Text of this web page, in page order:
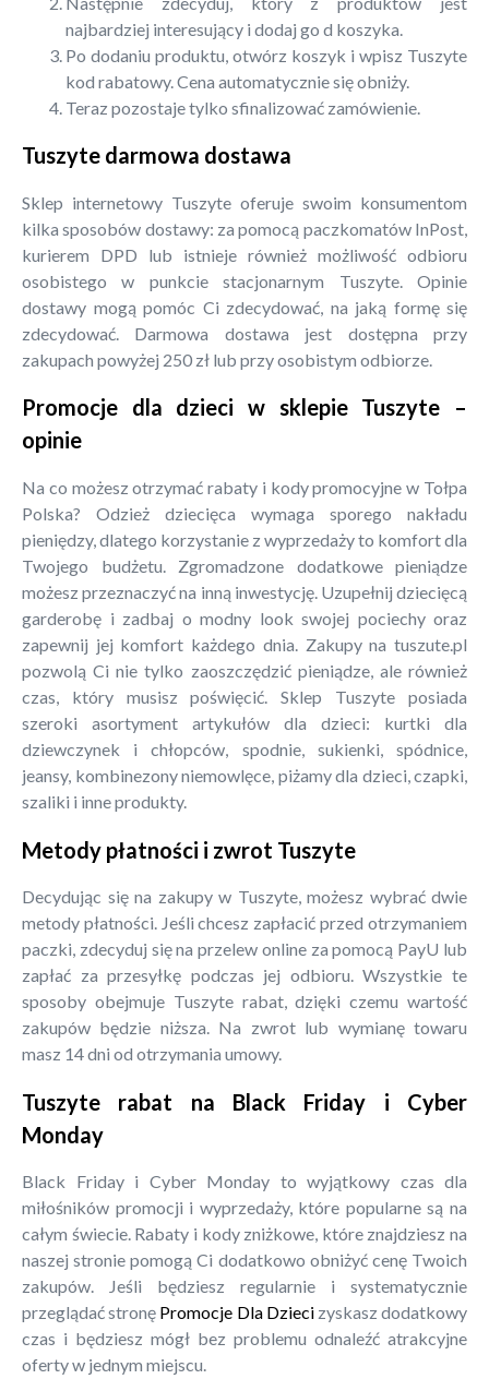
najbardziej interesujący i dodaj go d koszyka.
Po dodaniu produktu, otwórz koszyk i wpisz Tuszyte
kod rabatowy. Cena automatycznie się obniży.
Teraz pozostaje tylko sfinalizować zamówienie.
Tuszyte darmowa dostawa
Sklep internetowy Tuszyte oferuje swoim konsumentom
kilka sposobów dostawy: za pomocą paczkomatów InPost,
kurierem DPD lub istnieje również możliwość odbioru
osobistego w punkcie stacjonarnym Tuszyte. Opinie
dostawy mogą pomóc Ci zdecydować, na jaką formę się
zdecydować. Darmowa dostawa jest dostępna przy
zakupach powyżej 250 zł lub przy osobistym odbiorze.
Promocje dla dzieci w sklepie Tuszyte –
opinie
Na co możesz otrzymać rabaty i kody promocyjne w Tołpa
Polska? Odzież dziecięca wymaga sporego nakładu
pieniędzy, dlatego korzystanie z wyprzedaży to komfort dla
Twojego budżetu. Zgromadzone dodatkowe pieniądze
możesz przeznaczyć na inną inwestycję. Uzupełnij dziecięcą
garderobę i zadbaj o modny look swojej pociechy oraz
zapewnij jej komfort każdego dnia. Zakupy na tuszute.pl
pozwolą Ci nie tylko zaoszczędzić pieniądze, ale również
czas, który musisz poświęcić. Sklep Tuszyte posiada
szeroki asortyment artykułów dla dzieci: kurtki dla
dziewczynek i chłopców, spodnie, sukienki, spódnice,
jeansy, kombinezony niemowlęce, piżamy dla dzieci, czapki,
szaliki i inne produkty.
Metody płatności i zwrot Tuszyte
Decydując się na zakupy w Tuszyte, możesz wybrać dwie
metody płatności. Jeśli chcesz zapłacić przed otrzymaniem
paczki, zdecyduj się na przelew online za pomocą PayU lub
zapłać za przesyłkę podczas jej odbioru. Wszystkie te
sposoby obejmuje Tuszyte rabat, dzięki czemu wartość
zakupów będzie niższa. Na zwrot lub wymianę towaru
masz 14 dni od otrzymania umowy.
Tuszyte rabat na Black Friday i Cyber
Monday
Black Friday i Cyber Monday to wyjątkowy czas dla
miłośników promocji i wyprzedaży, które popularne są na
całym świecie. Rabaty i kody zniżkowe, które znajdziesz na
naszej stronie pomogą Ci dodatkowo obniżyć cenę Twoich
zakupów. Jeśli będziesz regularnie i systematycznie
przeglądać stronę Promocje Dla Dziecizyskasz dodatkowy
czas i będziesz mógł bez problemu odnaleźć atrakcyjne
oferty w jednym miejscu.